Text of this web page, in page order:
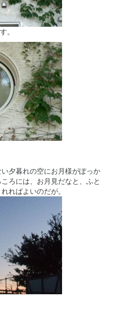
。
夕暮れの空にお月様がぽっか
ろには、お月見だなと、ふと
ればよいのだが。